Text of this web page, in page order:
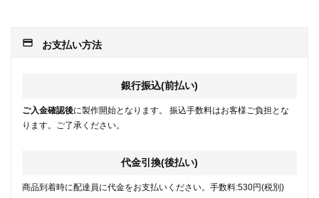
payment お支払い方法
銀行振込(前払い)
ご入金確認後に製作開始となります。 振込手数料はお客様ご負担とな
ります。ご了承ください。
代金引換(後払い)
商品到着時に配達員に代金をお支払いください。手数料:530円(税別)